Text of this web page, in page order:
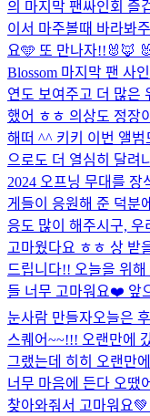
의 마지막 팬싸인회 즐
이서 마주볼때 바라봐
요🩵 또 만나자!! 🐰🦊
Blossom 마지막 팬 사
연도 보여주고 더 많은
했어 ㅎㅎ 의상도 정장
해떠 ^^ 키키 이번 앨
으로도 더 열심히 달려
2024 오프닝 무대를 장
게들이 응원해 준 덕분
응도 많이 해주시구, 우
고마웠다요 ㅎㅎ 상 받
드립니다!! 오늘을 위
들 너무 고마워요❤️ 앞
눈사람 만들자오늘은
스퀘어~~!!! 오랜만에
그랬는데 히히 오랜만
너무 마음에 든다 오땠
찾아와줘서 고마워요